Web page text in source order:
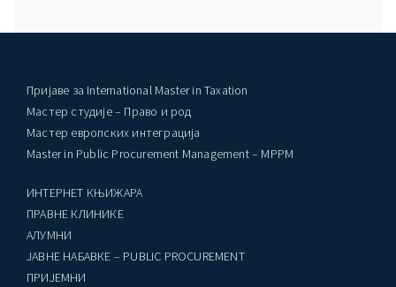
Пријаве за International Master in Taxation
Мастер студије – Право и род
Мастер европских интеграција
Master in Public Procurement Management – MPPM
ИНТЕРНЕТ КЊИЖАРА
ПРАВНЕ КЛИНИКЕ
AЛУМНИ
ЈАВНЕ НАБАВКЕ – PUBLIC PROCUREMENT
ПРИЈЕМНИ